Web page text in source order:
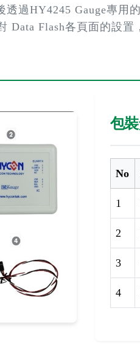
透過HY4245 Gauge專
Data Flash各頁面的設
包
No
1
2
3
4